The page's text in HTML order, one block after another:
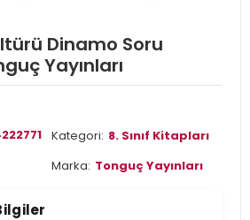
Dinamo Soru
Yayınları
Kategori: 8. Sınıf Kitapları
Marka: Tonguç Yayınları